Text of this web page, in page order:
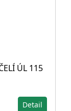
ÚL 115
Detail